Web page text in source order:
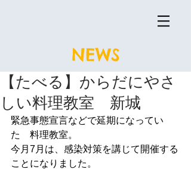
NEWS
【たべる】からだにやさ
しい料理教室 新城
緊急事態宣言などで延期になってい
た　料理教室。
今月7月は、感染対策を講じて開催する
ことになりました。